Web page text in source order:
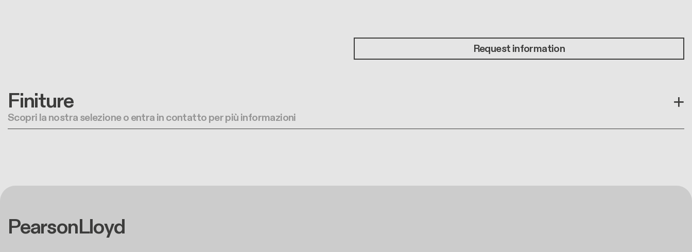
Request information
Finiture
Scopri la nostra selezione o entra in contatto per più informazioni
PearsonLloyd